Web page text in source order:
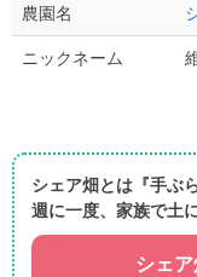
農園名
ニックネーム
シェア畑とは『手ぶ
週に一度、家族で土
シェ